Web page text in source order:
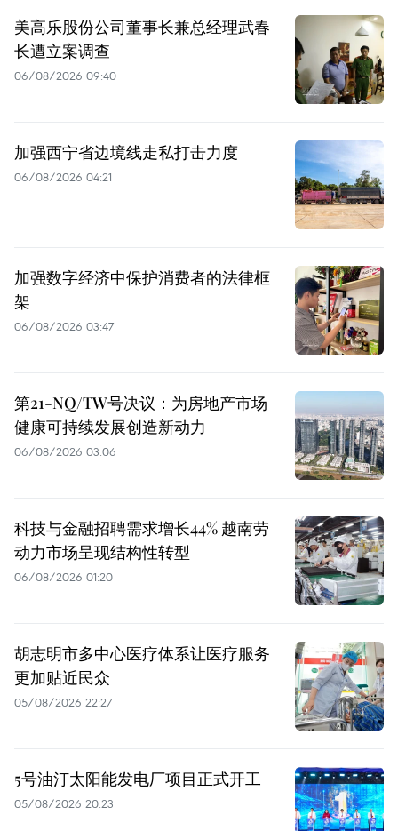
美高乐股份公司董事长兼总经理武春
长遭立案调查
06/08/2026 09:40
加强西宁省边境线走私打击力度
06/08/2026 04:21
加强数字经济中保护消费者的法律框
架
06/08/2026 03:47
第21-NQ/TW号决议：为房地产市场
健康可持续发展创造新动力
06/08/2026 03:06
科技与金融招聘需求增长44% 越南劳
动力市场呈现结构性转型
06/08/2026 01:20
胡志明市多中心医疗体系让医疗服务
更加贴近民众
05/08/2026 22:27
5号油汀太阳能发电厂项目正式开工
05/08/2026 20:23